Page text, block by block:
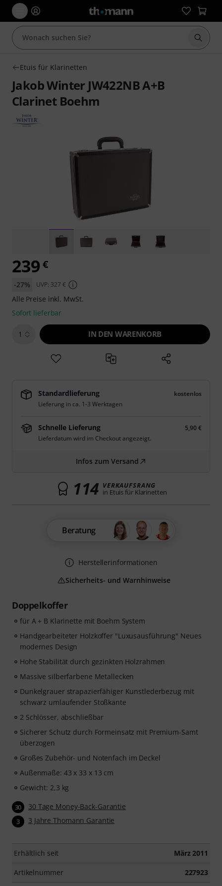
Suche
Etuis für Klarinetten
Jakob Winter JW422NB A+B
Clarinet Boehm
Doppelkoffer
für A + B Klarinette mit Boehm System
Handgearbeiteter Holzkoffer "Luxusausführung" Neues
modernes Design
Hohe Stabilität durch gezinkten Holzrahmen
Massive silberfarbene Metallecken
Dunkelgrauer strapazierfähiger Kunstlederbezug mit
schwarz umlaufender Stoßkante
2 Schlösser, abschließbar
Sicherer Schutz durch Formeinsatz mit Premium-Samt
überzogen
Großes Zubehör- und Notenfach im Deckel
Außenmaße: 43 x 33 x 13 cm
Gewicht: 2,3 kg
30 30 Tage Money-Back-Garantie
3 3 Jahre Thomann Garantie
Erhältlich seit März 2011
Artikelnummer 227923
239 €
-27% UVP: 327 €
Alle Preise inkl. MwSt.
Sofort lieferbar
1 IN DEN WARENKORB
Standardlieferung
kostenlos
Lieferung in ca. 1-3 Werktagen
Schnelle Lieferung
5,90 €
Lieferdatum wird im Checkout angezeigt.
Infos zum Versand
114 VERKAUFSRANG
in Etuis für Klarinetten
Beratung
Herstellerinformationen
Sicherheits- und Warnhinweise